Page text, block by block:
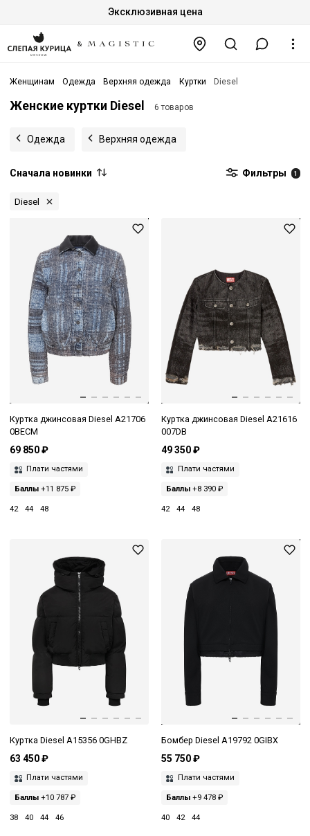
Эксклюзивная цена
Женщинам Одежда Верхняя одежда Куртки Diesel
Женские куртки Diesel 6 товаров
Одежда Верхняя одежда
Сначала новинки Фильтры 1
Diesel
Куртка джинсовая Diesel A21706
0BECM
69 850 ₽
Плати частями
Баллы +11 875 ₽
42 44 48
Куртка джинсовая Diesel A21616
007DB
49 350 ₽
Плати частями
Баллы+8 390 ₽
42 44 48
Куртка Diesel A15356 0GHBZ
63 450 ₽
Плати частями
Баллы +10 787 ₽
38 40 44 46
Бомбер Diesel A19792 0GIBX
55 750 ₽
Плати частями
Баллы+9 478 ₽
40 42 44